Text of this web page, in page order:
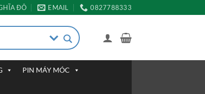
ĐÔ EMAIL 0827788333
PIN MÁY MÓC